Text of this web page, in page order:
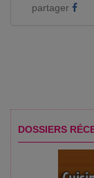
partager
DOSSIERS